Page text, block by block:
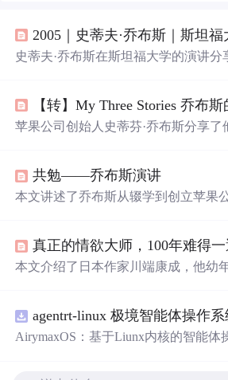
2005｜史蒂夫·乔布斯｜斯坦福
史蒂夫·乔布斯在斯坦福大学的演讲分
历；第三个则谈到他对死亡的看法及
励人们追随内心，坚持热爱，并保持
【转】My Three Stories 乔布
苹果公司创始人史蒂芬·乔布斯分享了
要性。
共勉——乔布斯演讲
本文讲述了乔布斯从辍学到创立苹果
性。
本文介绍了日本作家川端康成，他幼
端康成精品集》，该套装收录多部传
能抚慰人心。
agentrt-linux 极境智能体操作系
AirymaxOS：基于Liunx内核的智能体